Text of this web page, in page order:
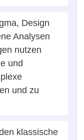
Design
Analysen
nutzen
und
und zu
klassische